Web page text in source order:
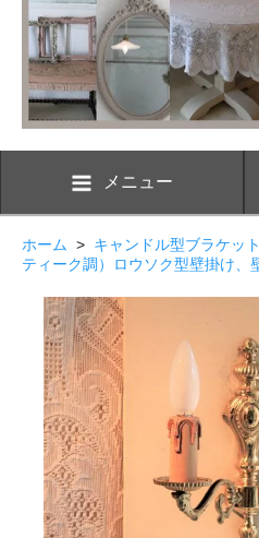
メニュー
ホーム > キャンドル型ブラケッ
ティーク調）ロウソク型壁掛け、